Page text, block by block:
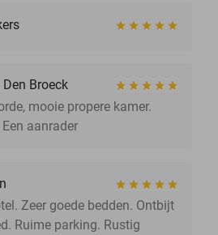
Den Broeck
mooie propere kamer.
aanrader
Zeer goede bedden. Ontbijt
Ruime parking. Rustig